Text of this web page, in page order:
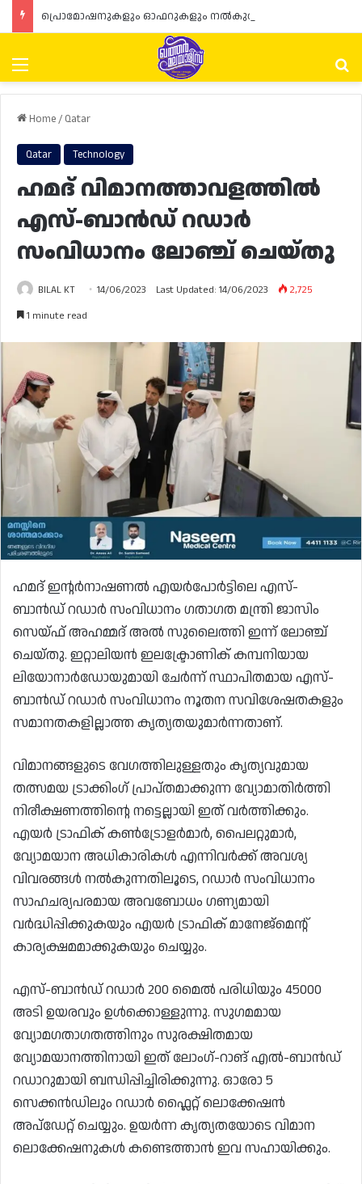
Menu
Home/ Qatar
Qatar Technology
ഹമദ് വിമാനത്താവളത്തിൽ
എസ്-ബാൻഡ് റഡാർ
സംവിധാനം ലോഞ്ച് ചെയ്തു
BILAL KT 14/06/2023 Last Updated: 14/06/2023
2,725
1 minute read
ഹമദ് ഇന്റർനാഷണൽ എയർപോർട്ടിലെ എസ്-
ബാൻഡ് റഡാർ സംവിധാനം ഗതാഗത മന്ത്രി ജാസിം
സെയ്ഫ് അഹമ്മദ് അൽ സുലൈത്തി ഇന്ന് ലോഞ്ച്
ചെയ്തു. ഇറ്റാലിയൻ ഇലക്ട്രോണിക് കമ്പനിയായ
ലിയോനാർഡോയുമായി ചേർന്ന് സ്ഥാപിതമായ എസ്-
ബാൻഡ് റഡാർ സംവിധാനം നൂതന സവിശേഷതകളും
സമാനതകളില്ലാത്ത കൃത്യതയുമാർന്നതാണ്.
വിമാനങ്ങളുടെ വേഗത്തിലുള്ളതും കൃത്യവുമായ
തത്സമയ ട്രാക്കിംഗ് പ്രാപ്തമാക്കുന്ന വ്യോമാതിർത്തി
നിരീക്ഷണത്തിന്റെ നട്ടെല്ലായി ഇത് വർത്തിക്കും.
എയർ ട്രാഫിക് കൺട്രോളർമാർ, പൈലറ്റുമാർ,
വ്യോമയാന അധികാരികൾ എന്നിവർക്ക് അവശ്യ
വിവരങ്ങൾ നൽകുന്നതിലൂടെ, റഡാർ സംവിധാനം
സാഹചര്യപരമായ അവബോധം ഗണ്യമായി
വർദ്ധിപ്പിക്കുകയും എയർ ട്രാഫിക് മാനേജ്മെന്റ്
കാര്യക്ഷമമാക്കുകയും ചെയ്യും.
എസ്-ബാൻഡ് റഡാർ 200 മൈൽ പരിധിയും 45000
അടി ഉയരവും ഉൾക്കൊള്ളുന്നു. സുഗമമായ
വ്യോമഗതാഗതത്തിനും സുരക്ഷിതമായ
വ്യോമയാനത്തിനായി ഇത് ലോംഗ്-റാങ് എൽ-ബാൻഡ്
റഡാറുമായി ബന്ധിപ്പിച്ചിരിക്കുന്നു. ഓരോ 5
സെക്കൻഡിലും റഡാർ ഫ്ലൈറ്റ് ലൊക്കേഷൻ
അപ്ഡേറ്റ് ചെയ്യും. ഉയർന്ന കൃത്യതയോടെ വിമാന
ലൊക്കേഷനുകൾ കണ്ടെത്താൻ ഇവ സഹായിക്കും.